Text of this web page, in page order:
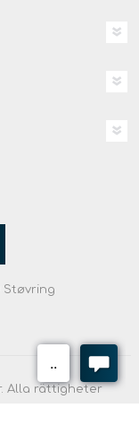
Støvring
Alla rättigheter